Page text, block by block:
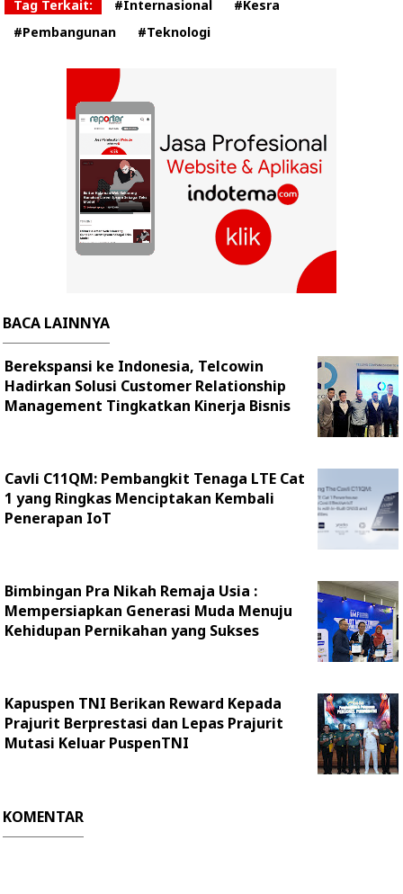
Tag Terkait: #Internasional
#Kesra
#Pembangunan
#Teknologi
BACA LAINNYA
Berekspansi ke Indonesia, Telcowin
Hadirkan Solusi Customer Relationship
Management Tingkatkan Kinerja Bisnis
Cavli C11QM: Pembangkit Tenaga LTE Cat
1 yang Ringkas Menciptakan Kembali
Penerapan IoT
Bimbingan Pra Nikah Remaja Usia :
Mempersiapkan Generasi Muda Menuju
Kehidupan Pernikahan yang Sukses
Kapuspen TNI Berikan Reward Kepada
Prajurit Berprestasi dan Lepas Prajurit
Mutasi Keluar PuspenTNI
KOMENTAR